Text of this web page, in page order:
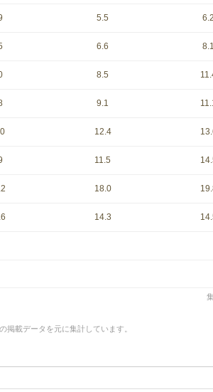
5.5 6.2
6.6 8.1
8.5
9.1
12.4
11.5
18.0
14.3
掲載データを元に集計しています。